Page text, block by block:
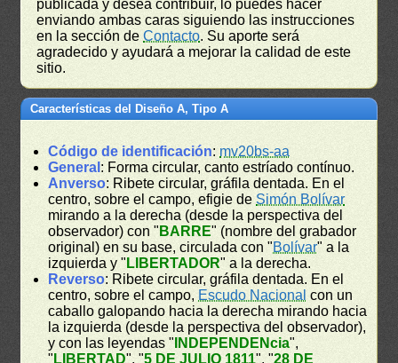
publicada y desea contribuir, lo puedes hacer
enviando ambas caras siguiendo las instrucciones
en la sección deContacto. Su aporte será
agradecido y ayudará a mejorar la calidad de este
sitio.
Características del Diseño A, Tipo A
Código de identificación: mv20bs-aa
General : Forma circular, canto estríado contínuo.
Anverso: Ribete circular, gráfila dentada. En el
centro, sobre el campo, efigie deSimón Bolívar
mirando a la derecha (desde la perspectiva del
observador) con " BARRE" (nombre del grabador
original) en su base, circulada con "Bolívar" a la
izquierda y " LIBERTADOR" a la derecha.
Reverso: Ribete circular, gráfila dentada. En el
centro, sobre el campo, Escudo Nacional con un
caballo galopando hacia la derecha mirando hacia
la izquierda (desde la perspectiva del observador),
y con las leyendas " INDEPENDENcia",
" LIBERTAD", "5 DE JULIO 1811", "28 DE